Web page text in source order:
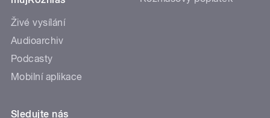
Živé vysílání
Audioarchiv
Podcasty
Mobilní aplikace
Sledujte nás